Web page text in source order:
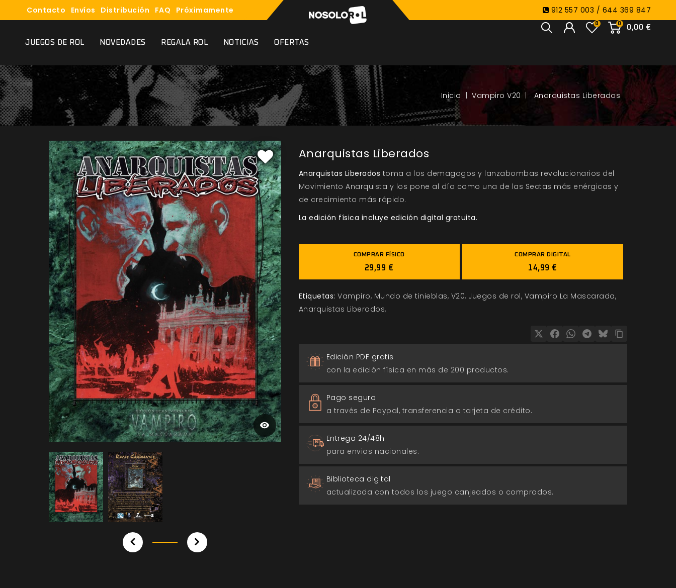
Contacto Envíos Distribución FAQ Próximamente 912 557 003 / 644 369 847
0
0,00 €
0
JUEGOS DE ROL NOVEDADES REGALA ROL NOTICIAS OFERTAS
Vampiro V20 Anarquistas Liberados
Anarquistas Liberados
Anarquistas Liberados toma a los demagogos y lanzabombas revolucionarios del
Movimiento Anarquista y los pone al día como una de las Sectas más enérgicas y
de crecimiento más rápido.
La edición física incluye edición digital gratuita.
COMPRAR FÍSICO
29,99 €
COMPRAR DIGITAL
14,99 €
Etiquetas: Vampiro Mundo de tinieblas V20 Juegos de rol Vampiro La Mascarada
Anarquistas Liberados
Edición PDF gratis
con la edición física en más de 200 productos.
Pago seguro
a través de Paypal, transferencia o tarjeta de crédito.
Entrega 24/48h
para envios nacionales.
Biblioteca digital
actualizada con todos los juego canjeados o comprados.